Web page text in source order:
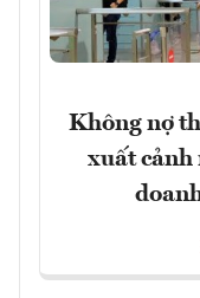
Không nợ
xuất cảnh